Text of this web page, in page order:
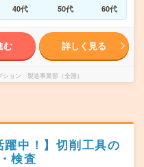
40代 50代 60代
む 詳しく見る
ョン 製造事業部（全国）
躍中！】切削工具の
検査